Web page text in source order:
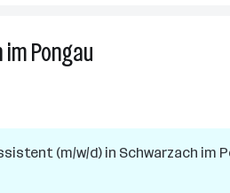
Pongau
im
Pongau
(m/w/d) in Schwarzach im